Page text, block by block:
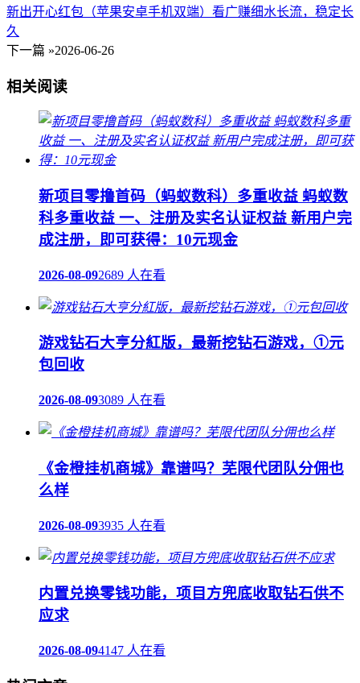
新出开心红包（苹果安卓手机双端）看广赚细水长流，稳定长
久
下一篇 »2026-06-26
相关阅读
新项目零撸首码（蚂蚁数科）多重收益 蚂蚁数
科多重收益 一、注册及实名认证权益 新用户完
成注册，即可获得：10元现金
2026-08-092689 人在看
游戏钻石大亨分紅版，最新挖钻石游戏，①元
包回收
2026-08-093089 人在看
《金橙挂机商城》靠谱吗？芜限代团队分佣也
么样
2026-08-093935 人在看
内置兑换零钱功能，项目方兜底收取钻石供不
应求
2026-08-094147 人在看